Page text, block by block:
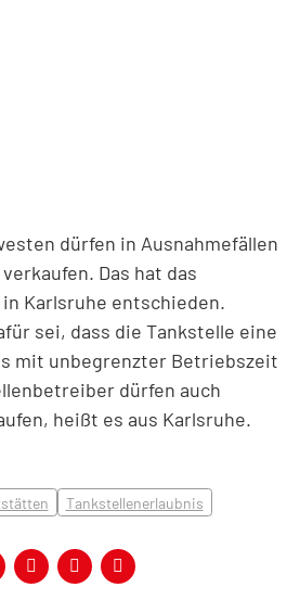
dürfen in Ausnahmefällen
Das hat das
Karlsruhe entschieden.
sei, dass die Tankstelle eine
mit unbegrenzter Betriebszeit
dürfen auch
heißt es aus Karlsruhe.
Tankstellenerlaubnis